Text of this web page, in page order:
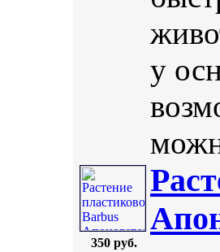
у
350 руб.